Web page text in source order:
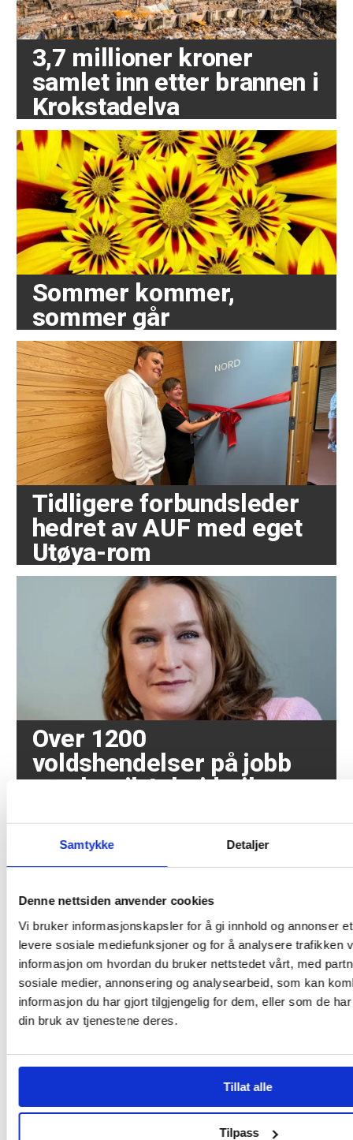
Samtykke Detaljer
Denne nettsiden anvender cookies
Vi bruker informasjonskapsler for å gi innhold og annonser
levere sosiale mediefunksjoner og for å analysere trafikken
informasjon om hvordan du bruker nettstedet vårt, med
sosiale medier, annonsering og analysearbeid, som kan
informasjon du har gjort tilgjengelig for dem, eller som de
din bruk av tjenestene deres.
Tillat alle
Tilpass
3,7 millioner kroner
samlet inn etter brannen i
Krokstadelva
Sommer kommer,
sommer går
Tidligere forbundsleder
hedret av AUF med eget
Utøya-rom
Over 1200
voldshendelser på jobb
varslet til Arbeidstilsynet
Tre av fire nordmenn
mener atomvåpen bør
være forbudt